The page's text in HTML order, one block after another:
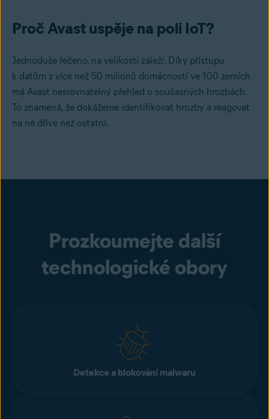
Proč Avast uspěje na poli IoT?
Jednoduše řečeno, na velikosti záleží. Díky přístupu
k datům z více než 50 milionů domácností ve 100 zemích
má Avast nesrovnatelný přehled o současných hrozbách.
To znamená, že dokážeme identifikovat hrozby a reagovat
na ně dříve než ostatní.
Prozkoumejte další
technologické obory
Detekce a blokování malwaru